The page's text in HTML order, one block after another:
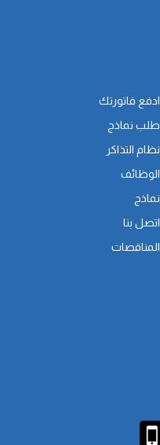
ادفع فاتورتك
طلب نماذج
نظام التذاكر
الوظائف
نماذج
اتصل بنا
المناقصات